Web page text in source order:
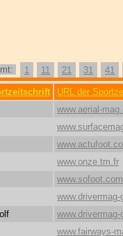
1 11 21 31 41
URL der
www.aerial-
www.onze.tm.fr
www.sofoot.com
www.fairways-